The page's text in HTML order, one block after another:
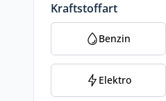
Kraftstoffart
Benzin
Elektro